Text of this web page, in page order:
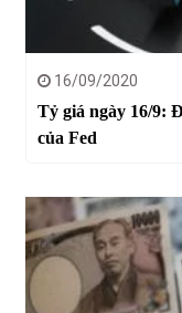
16/09/2020
Tỷ giá ngày 16/9:
của Fed